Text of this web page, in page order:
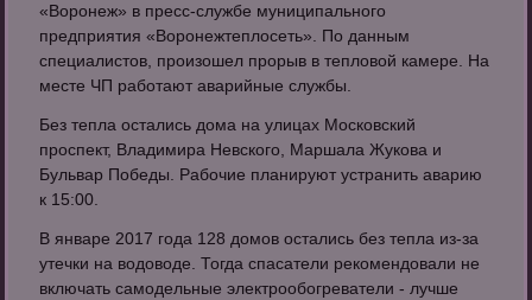
«Воронеж» в пресс-службе муниципального
предприятия «Воронежтеплосеть». По данным
специалистов, произошел прорыв в тепловой камере. На
месте ЧП работают аварийные службы.
Без тепла остались дома на улицах Московский
проспект, Владимира Невского, Маршала Жукова и
Бульвар Победы. Рабочие планируют устранить аварию
к 15:00.
В январе 2017 года 128 домов остались без тепла из-за
утечки на водоводе. Тогда спасатели рекомендовали не
включать самодельные электрообогреватели - лучше